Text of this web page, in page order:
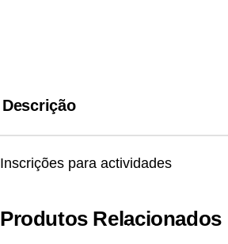
Descrição
Inscrições para actividades
Produtos Relacionados
Alugar bicicleta e